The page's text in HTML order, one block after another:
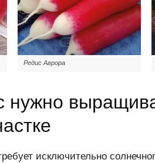
Редис Аврора
исключительно